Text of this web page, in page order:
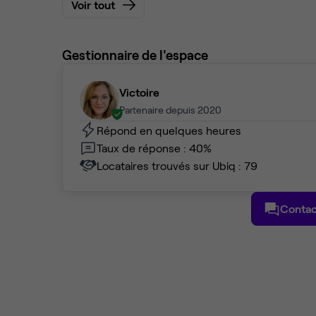
Voir tout
Gestionnaire de l'espace
Victoire
Partenaire depuis 2020
Répond en quelques heures
Taux de réponse : 40%
Locataires trouvés sur Ubiq : 79